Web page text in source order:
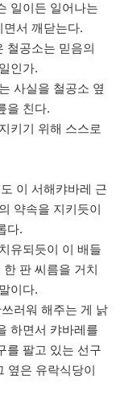
일이든 일어나는
면서 깨닫는다.
철공소는 믿음의
인가.
사실을 철공소 옆
을 친다.
키기 위해 스스로
이 서해캬바레 근
약속을 지키듯이
다.
유되듯이 이 배들
판 씨름을 거치
이다.
러워 해주는 게 낡
하면서 캬바레를
를 팔고 있는 선구
옆은 유락식당이